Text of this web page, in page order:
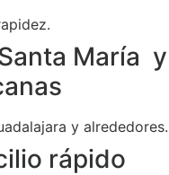
María y
y alrededores.
rápido